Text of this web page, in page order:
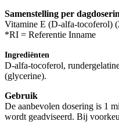
Samenstelling per
Vitamine E (D-alfa-
*RI = Referentie Inname
Ingrediënten
D-alfa-tocoferol,
(glycerine).
Gebruik
De aanbevolen dosering is 1
wordt geadviseerd. Bij